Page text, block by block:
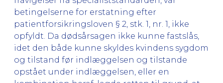
betingelserne for erstatning efter
patientforsikringsloven § 2, stk. 1, nr. 1, ikke
opfyldt. Da dødsårsagen ikke kunne fastslås,
idet den både kunne skyldes kvindens sygdom
og tilstand før indlæggelsen og tilstande
opstået under indlæggelsen, eller en